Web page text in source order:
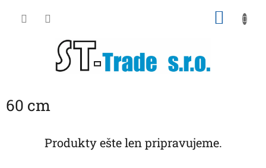
60 cm
Produkty ešte len pripravujeme.